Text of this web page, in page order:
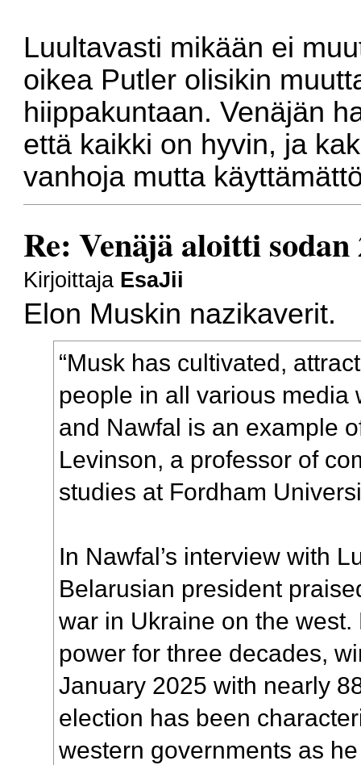
Luultavasti mikään ei
oikea Putler olisikin
hiippakuntaan. Venäjän
että kaikki on hyvin, ja
vanhoja mutta
Re: Venäjä aloitti sodan
Kirjoittaja EsaJii
Elon Muskin nazikaverit.
“Musk has cultivated,
people in all various media
and Nawfal is an example
Levinson, a professor of
studies at Fordham
In Nawfal’s interview with
Belarusian president
war in Ukraine on the
power for three decades,
January 2025 with nearly
election has been
western governments as